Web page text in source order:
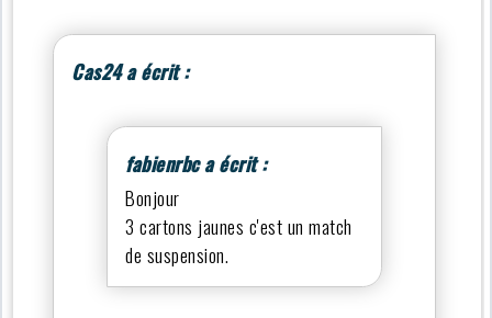
Cas24 a écrit :
fabienrbc a écrit :
Bonjour
3 cartons jaunes c'est un match
de suspension.